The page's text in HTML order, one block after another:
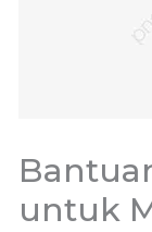
untuk